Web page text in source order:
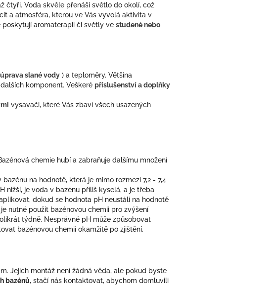
čtyři. Voda skvěle přenáší světlo do okolí, což
a atmosféra, kterou ve Vás vyvolá aktivita v
poskytují aromaterapii či světly ve studené nebo
úprava slané vody ) a teploměry. Většina
komponent. Veškeré příslušenství a doplňky
vysavači, které Vás zbaví všech usazených
chemie hubí a zabraňuje dalšímu množení
na hodnotě, která je mimo rozmezí 7,2 - 7,4
nižší, je voda v bazénu příliš kyselá, a je třeba
dokud se hodnota pH neustálí na hodnotě
nutné použít bazénovou chemii pro zvýšení
týdně. Nesprávné pH může způsobovat
bazénovou chemii okamžitě po zjištění.
Jejich montáž není žádná věda, ale pokud byste
bazénů, stačí nás kontaktovat, abychom domluvili